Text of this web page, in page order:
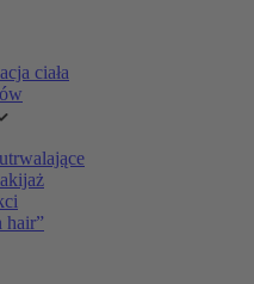
ciała
hair”